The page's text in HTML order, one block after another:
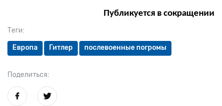
Теги:
Европа Гитлер послевоенные погромы
Поделиться:
Публикуется в сокращении